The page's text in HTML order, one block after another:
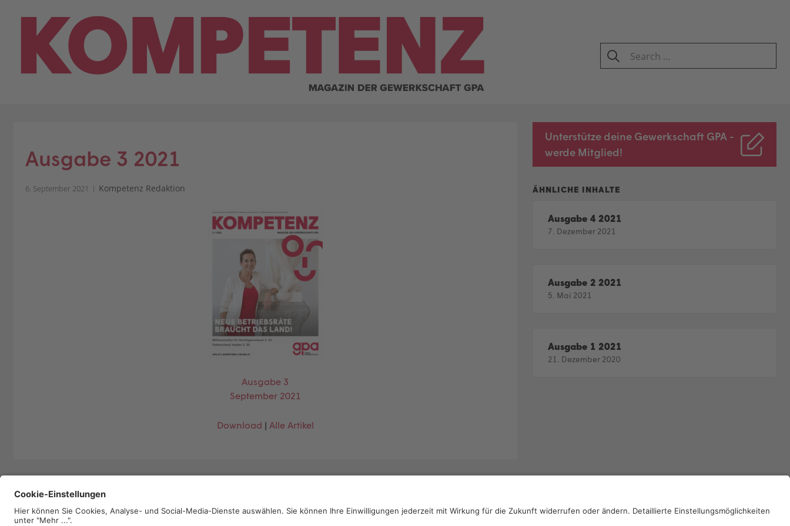
SEARCH
Search
for:
Ausgabe 3 2021
6. September 2021 Kompetenz Redaktion
Ausgabe 3
September 2021
Download | Alle Artikel
Unterstütze deine Gewerkschaft GPA -
werde Mitglied!
Ausgabe 4 2021
7. Dezember 2021
Ausgabe 2 2021
5. Mai 2021
Ausgabe 1 2021
21. Dezember 2020